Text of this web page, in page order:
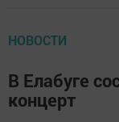
НОВОСТИ
В Елабуге
концерт